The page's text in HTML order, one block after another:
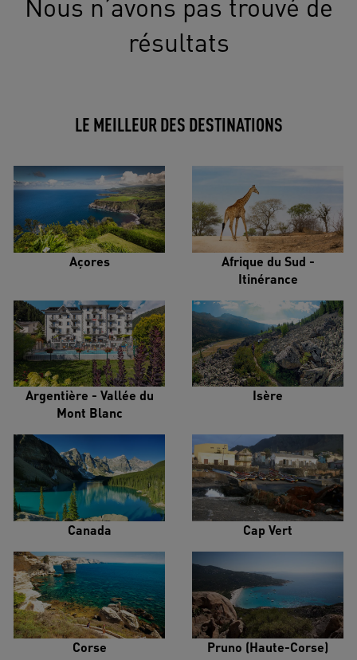
Nous n’avons pas trouvé de
résultats
LE MEILLEUR DES DESTINATIONS
Açores
Afrique du Sud -
Itinérance
Argentière - Vallée du
Mont Blanc
Isère
Canada Cap Vert
Corse Pruno (Haute-Corse)